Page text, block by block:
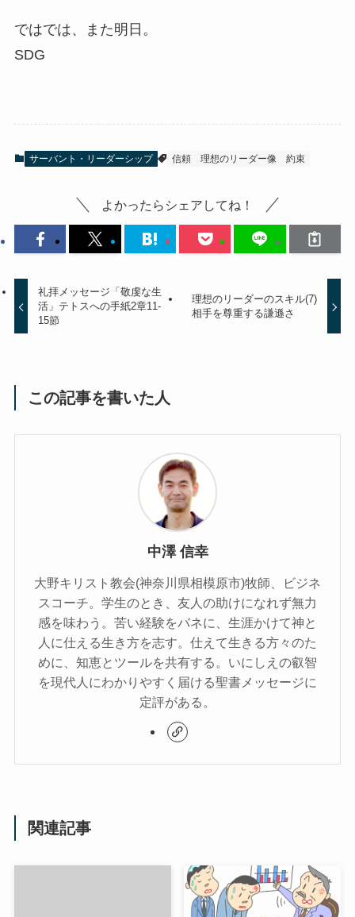
ではでは、また明日。
SDG
サーバント・リーダーシップ 信頼 理想のリーダー像 約束
よかったらシェアしてね！
礼拝メッセージ「敬虔な生
活」テトスへの手紙2章11-
15節
理想のリーダーのスキル(7)
相手を尊重する謙遜さ
この記事を書いた人
中澤 信幸
大野キリスト教会(神奈川県相模原市)牧師、ビジネ
スコーチ。学生のとき、友人の助けになれず無力
感を味わう。苦い経験をバネに、生涯かけて神と
人に仕える生き方を志す。仕えて生きる方々のた
めに、知恵とツールを共有する。いにしえの叡智
を現代人にわかりやすく届ける聖書メッセージに
定評がある。
関連記事